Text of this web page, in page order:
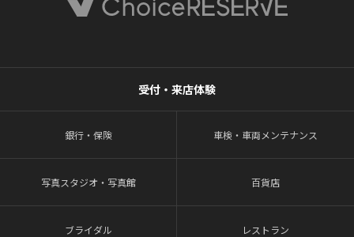
受付・来店体験
銀行・保険 車検・車両メンテナンス
写真スタジオ・写真館 百貨店
ブライダル レストラン